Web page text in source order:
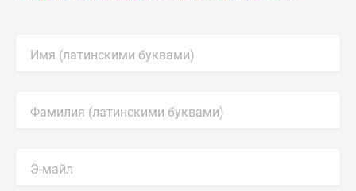
Имя (латинскими буквами)
Фамилия (латинскими буквами)
Э-майл